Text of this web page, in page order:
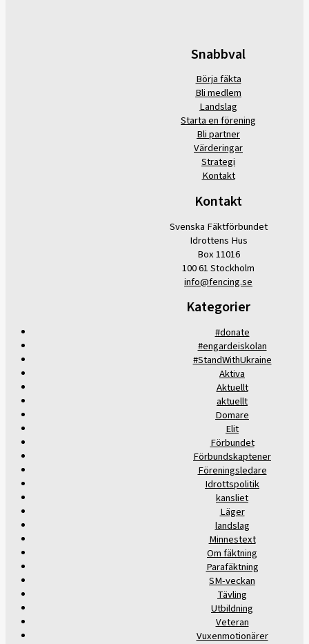
Snabbval
Börja fäkta
Bli medlem
Landslag
Starta en förening
Bli partner
Värderingar
Strategi
Kontakt
Kontakt
Svenska Fäktförbundet
Idrottens Hus
Box 11016
100 61 Stockholm
info@fencing.se
Kategorier
#donate
#engardeiskolan
#StandWithUkraine
Aktiva
Aktuellt
aktuellt
Domare
Elit
Förbundet
Förbundskaptener
Föreningsledare
Idrottspolitik
kansliet
Läger
landslag
Minnestext
Om fäktning
Parafäktning
SM-veckan
Tävling
Utbildning
Veteran
Vuxenmotionärer